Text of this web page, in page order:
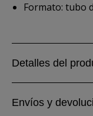
Formato: tubo
Detalles del
Envíos y